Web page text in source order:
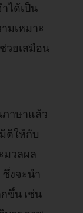
ได้เป็น
มเหมาะ
วยเสมือน
าษาแล้ว
ติให้กับ
มวลผล
งจะนำ
ขึ้น เช่น